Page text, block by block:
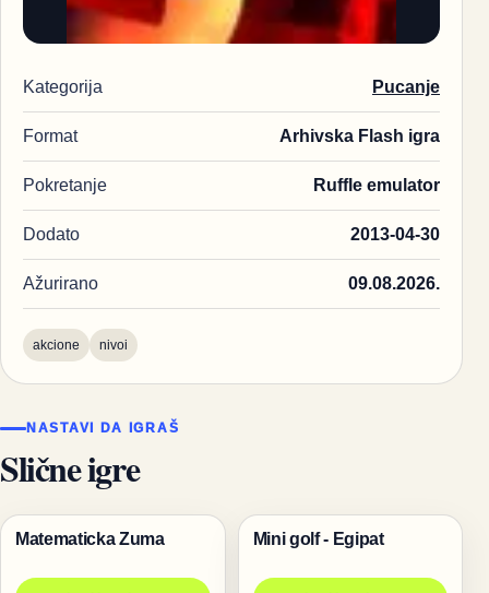
Kategorija Pucanje
Format Arhivska Flash igra
Pokretanje Ruffle emulator
Dodato 2013-04-30
Ažurirano 09.08.2026.
akcione nivoi
NASTAVI DA IGRAŠ
Slične igre
Igre
Matematicka Zuma Igre za dvoje
Mini golf - Egipat